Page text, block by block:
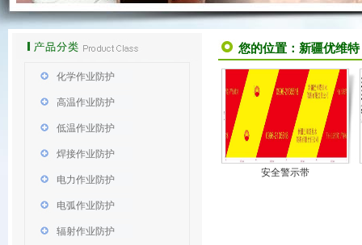
化学作业防护
高温作业防护
低温作业防护
焊接作业防护
电力作业防护
电弧作业防护
辐射作业防护
您的位置： 新疆优维特
安全警示带